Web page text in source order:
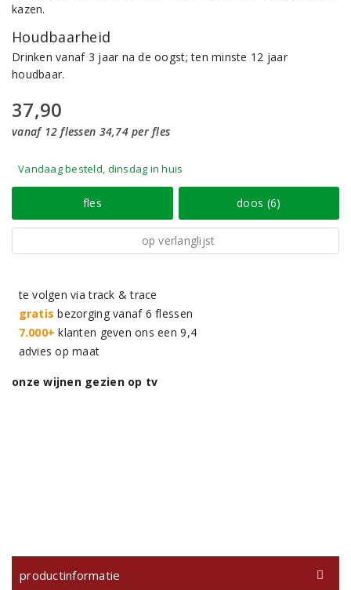
kazen.
Houdbaarheid
Drinken vanaf 3 jaar na de oogst; ten minste 12 jaar
houdbaar.
37,90
vanaf 12 flessen 34,74 per fles
Vandaag besteld, dinsdag in huis
fles doos (6)
op verlanglijst
te volgen via track & trace
gratis bezorging vanaf 6 flessen
7.000+ klanten geven ons een 9,4
advies op maat
onze wijnen gezien op tv
productinformatie